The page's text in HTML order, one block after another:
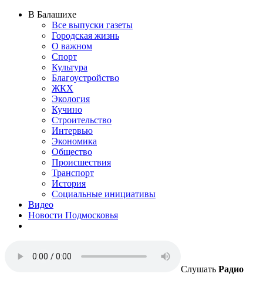
В Балашихе
Все выпуски газеты
Городская жизнь
О важном
Спорт
Культура
Благоустройство
ЖКХ
Экология
Кучино
Строительство
Интервью
Экономика
Общество
Происшествия
Транспорт
История
Социальные инициативы
Видео
Новости Подмосковья
Слушать Радио